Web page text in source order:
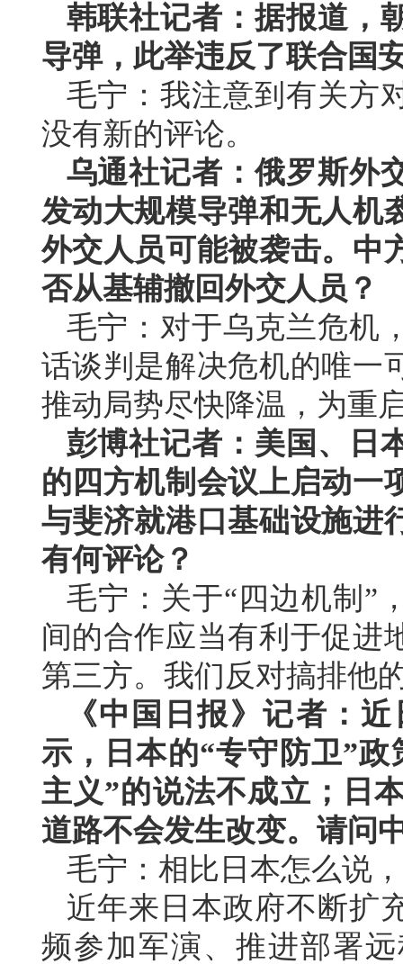
韩联社记者：据报道，
导弹，此举违反了联合国
毛宁：我注意到有关方
没有新的评论。
乌通社记者：俄罗斯外
发动大规模导弹和无人机
外交人员可能被袭击。中
否从基辅撤回外交人员？
毛宁：对于乌克兰危机
话谈判是解决危机的唯一
推动局势尽快降温，为重
彭博社记者：美国、日
的四方机制会议上启动一
与斐济就港口基础设施进
有何评论？
毛宁：关于“四边机制”
间的合作应当有利于促进
第三方。我们反对搞排他
《中国日报》记者：
示，日本的“专守防卫”
主义”的说法不成立；日
道路不会发生改变。请问
毛宁：相比日本怎么说
近年来日本政府不断扩
频参加军演、推进部署